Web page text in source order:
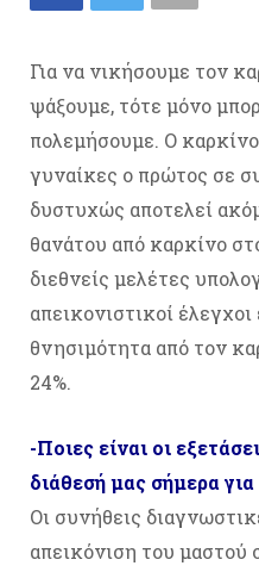
Για να νικήσουμε τον
ψάξουμε, τότε μόνο
πολεμήσουμε. Ο
γυναίκες ο πρώτος σε
δυστυχώς αποτελεί
θανάτου από καρκίνο
διεθνείς μελέτες
απεικονιστικοί
θνησιμότητα από τον
24%.
-Ποιες είναι οι
διάθεσή μας σήμερα
Οι συνήθεις
απεικόνιση του μαστού